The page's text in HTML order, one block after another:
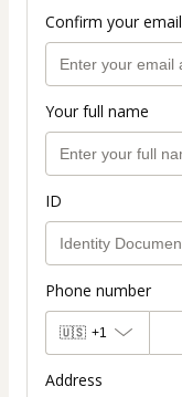
Confirm your email
Your full name
ID
Phone number
🇺🇸 +1
Address